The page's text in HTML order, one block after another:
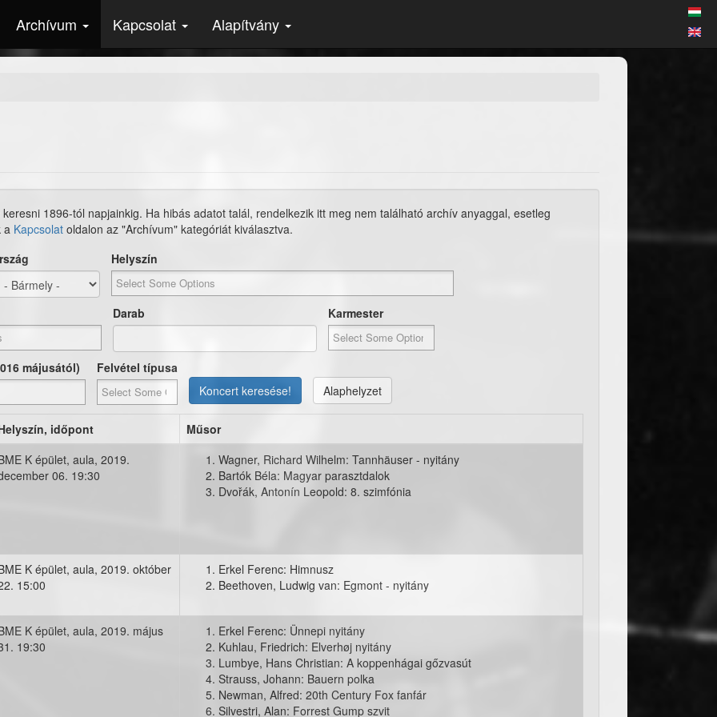
Archívum Kapcsolat Alapítvány
1896-tól napjainkig. Ha hibás adatot talál, rendelkezik itt meg nem található archív anyaggal, esetleg
a Kapcsolat oldalon az "Archívum" kategóriát kiválasztva.
Helyszín
Darab Karmester
májusától)
Felvétel típusa
Koncert keresése!
Alaphelyzet
időpont
Műsor
K épület, aula, 2019.
06. 19:30
Wagner, Richard Wilhelm: Tannhäuser - nyitány
Bartók Béla: Magyar parasztdalok
Dvořák, Antonín Leopold: 8. szimfónia
K épület, aula, 2019. október
15:00
Erkel Ferenc: Himnusz
Beethoven, Ludwig van: Egmont - nyitány
K épület, aula, 2019. május
19:30
Erkel Ferenc: Ünnepi nyitány
Kuhlau, Friedrich: Elverhøj nyitány
Lumbye, Hans Christian: A koppenhágai gőzvasút
Strauss, Johann: Bauern polka
Newman, Alfred: 20th Century Fox fanfár
Silvestri, Alan: Forrest Gump szvit